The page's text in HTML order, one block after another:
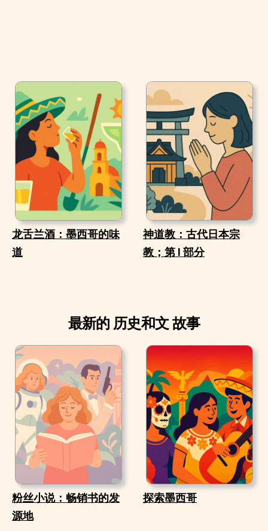
龙舌兰酒：墨西哥的味
道
神道教：古代日本宗
教；第 I 部分
最新的 历史和文 故事
粉丝小说：畅销书的发
源地
探索墨西哥